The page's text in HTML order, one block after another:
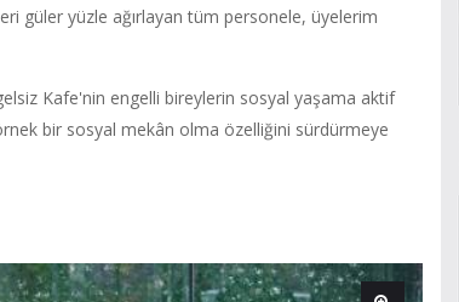
güler yüzle ağırlayan tüm personele, üyelerim
Kafe'nin engelli bireylerin sosyal yaşama aktif
örnek bir sosyal mekân olma özelliğini sürdürmeye